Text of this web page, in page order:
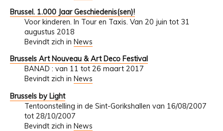
Brussel. 1.000 Jaar Geschiedenis(sen)!
Voor kinderen. In Tour en Taxis. Van 20 juin tot 31
augustus 2018
Bevindt zich in News
Brussels Art Nouveau & Art Deco Festival
BANAD : van 11 tot 26 maart 2017
Bevindt zich in News
Brussels by Light
Tentoonstelling in de Sint-Gorikshallen van 16/08/2007
tot 28/10/2007
Bevindt zich in News